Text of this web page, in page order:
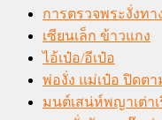
การตรวจพระงั่งท
เซียนเล็ก ข้าวแกง
ไอ้เป๋อ/อีเป๋อ
พ่องั่ง แม่เป๋อ ปิดต
มนต์เสน่ห์พญาเต่า